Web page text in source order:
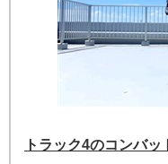
トラック4のコンバッ